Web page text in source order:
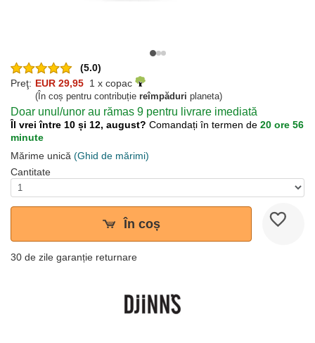
(5.0)
Preţ: EUR 29,95 1 x copac
(În coș pentru contribuție reîmpăduri planeta)
Doar unul/unor au rămas 9 pentru livrare imediată
Îl vrei între 10 și 12, august? Comandați în termen de 20 ore 56
minute
Mărime unică (Ghid de mărimi)
Cantitate
În coș
30 de zile garanție returnare